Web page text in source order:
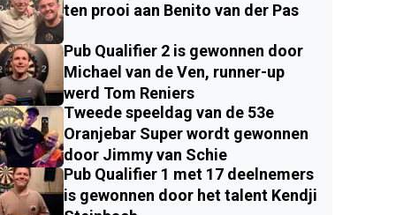
ten prooi aan Benito van der Pas
Pub Qualifier 2 is gewonnen door
Michael van de Ven, runner-up
werd Tom Reniers
Tweede speeldag van de 53e
Oranjebar Super wordt gewonnen
door Jimmy van Schie
Pub Qualifier 1 met 17 deelnemers
is gewonnen door het talent Kendji